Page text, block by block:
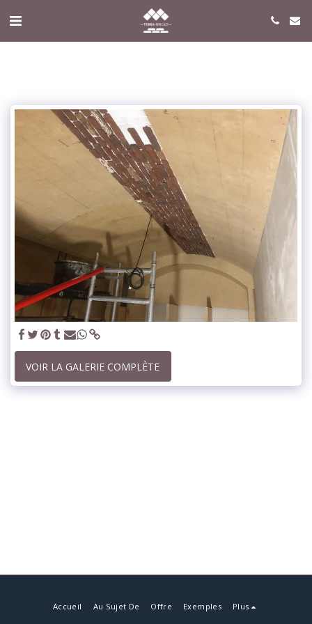
VOIR LA GALERIE COMPLÈTE
Accueil Au Sujet De Offre Exemples Plus